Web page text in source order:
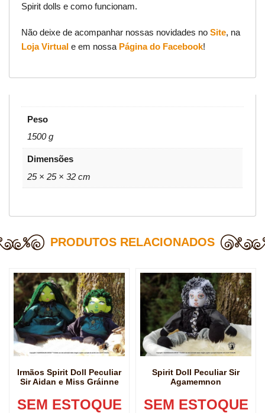
Spirit dolls e como funcionam.
Não deixe de acompanhar nossas novidades no Site, na
Loja Virtual e em nossa Página do Facebook!
Peso
1500 g
Dimensões
25 × 25 × 32 cm
PRODUTOS RELACIONADOS
Irmãos Spirit Doll Peculiar
Sir Aidan e Miss Gráinne
SEM ESTOQUE
Spirit Doll Peculiar Sir
Agamemnon
SEM ESTOQUE